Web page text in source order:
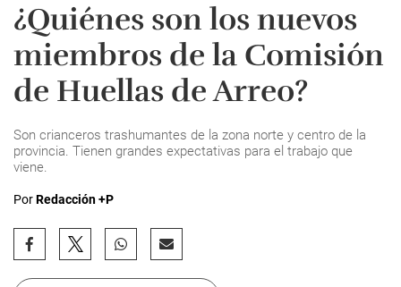
¿Quiénes son los nuevos
miembros de la Comisión
de Huellas de Arreo?
Son crianceros trashumantes de la zona norte y centro de la
provincia. Tienen grandes expectativas para el trabajo que
viene.
PorRedacción +P